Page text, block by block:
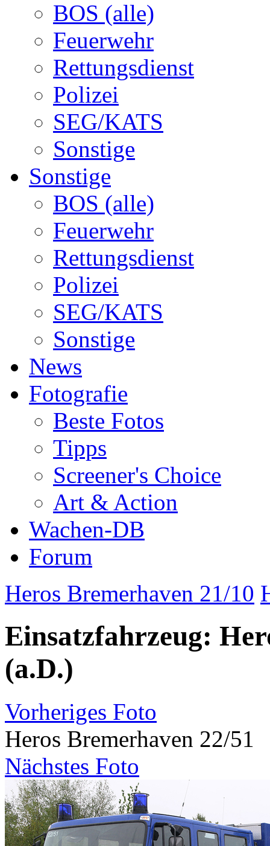
BOS (alle)
Feuerwehr
Rettungsdienst
Polizei
SEG/KATS
Sonstige
Sonstige
BOS (alle)
Feuerwehr
Rettungsdienst
Polizei
SEG/KATS
Sonstige
News
Fotografie
Beste Fotos
Tipps
Screener's Choice
Art & Action
Wachen-DB
Forum
Heros Bremerhaven 21/10
Einsatzfahrzeug:
(a.D.)
Vorheriges Foto
Heros Bremerhaven 22/51
Nächstes Foto